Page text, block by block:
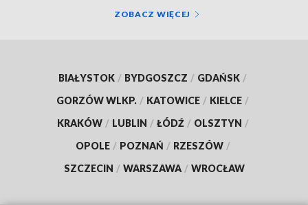
ZOBACZ WIĘCEJ
BIAŁYSTOK / BYDGOSZCZ / GDAŃSK /
GORZÓW WLKP. / KATOWICE / KIELCE /
KRAKÓW / LUBLIN / ŁÓDŹ / OLSZTYN /
OPOLE / POZNAŃ / RZESZÓW /
SZCZECIN / WARSZAWA / WROCŁAW